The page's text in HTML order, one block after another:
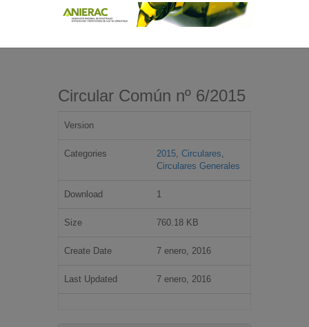
Circular Común nº 6/2015
Version
Categories 2015, Circulares
Circulares Generales
Download 1
Size 760.18 KB
Create Date 7 enero, 2016
Last Updated 7 enero, 2016